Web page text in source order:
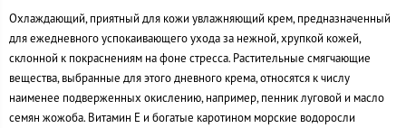
Охлаждающий, приятный для кожи увлажняющий крем, предназначенный
для ежедневного успокаивающего ухода за нежной, хрупкой кожей,
склонной к покраснениям на фоне стресса. Растительные смягчающие
вещества, выбранные для этого дневного крема, относятся к числу
наименее подверженных окислению, например, пенник луговой и масло
семян жожоба. Витамин Е и богатые каротином морские водоросли